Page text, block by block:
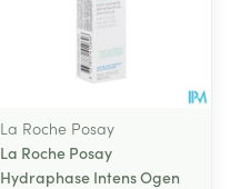
La Roche Posay
La Roche Posay
Hydraphase Intens Ogen